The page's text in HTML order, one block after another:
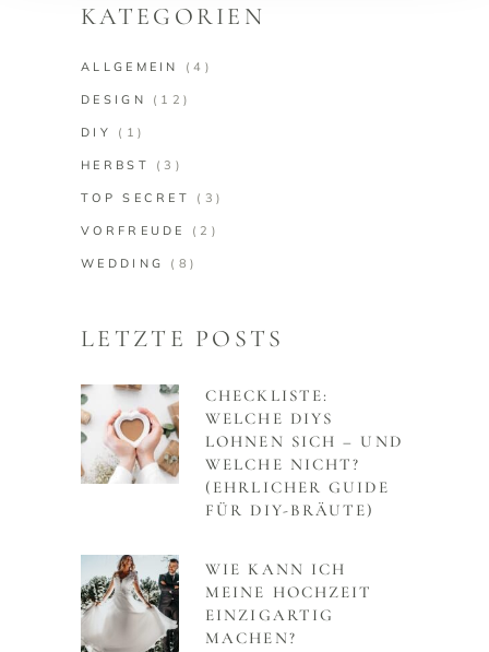
KATEGORIEN
ALLGEMEIN (4)
DESIGN (12)
DIY (1)
HERBST (3)
TOP SECRET (3)
VORFREUDE (2)
WEDDING (8)
LETZTE POSTS
CHECKLISTE:
WELCHE DIYS
LOHNEN SICH – UND
WELCHE NICHT?
(EHRLICHER GUIDE
FÜR DIY-BRÄUTE)
WIE KANN ICH
MEINE HOCHZEIT
EINZIGARTIG
MACHEN?